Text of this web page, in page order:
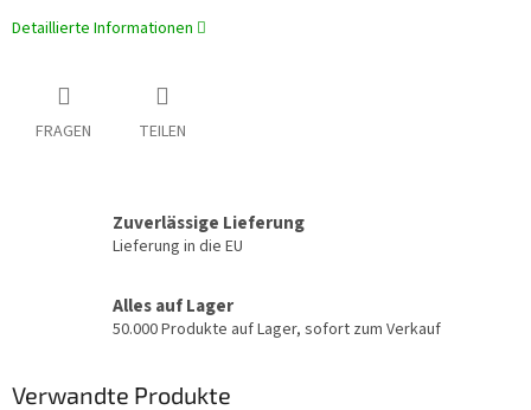
Detaillierte Informationen
FRAGEN TEILEN
Zuverlässige Lieferung
Lieferung in die EU
Alles auf Lager
50.000 Produkte auf Lager, sofort zum Verkauf
Verwandte Produkte